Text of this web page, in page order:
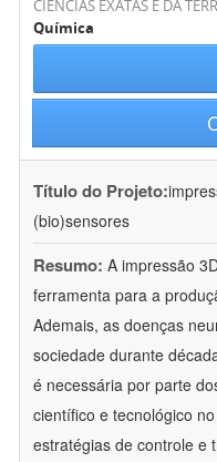
CIÊNCIAS EXATAS E DA
Química
Título do Projeto:
(bio)sensores
Resumo: A impressão
ferramenta para a
Ademais, as doenças
sociedade durante
é necessária por parte
científico e tecnológico
estratégias de controle e